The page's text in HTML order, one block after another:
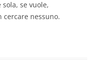
se vuole,
cercare nessuno.